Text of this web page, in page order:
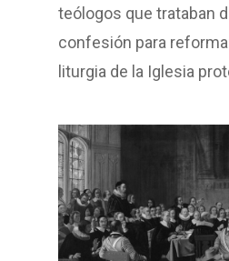
teólogos que trataban
confesión para
liturgia de la Iglesia